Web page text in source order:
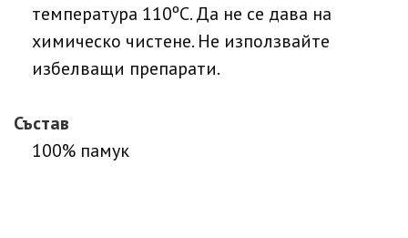
температура 110ºC. Да не се дава на
химическо чистене. Не използвайте
избелващи препарати.
Състав
100% памук